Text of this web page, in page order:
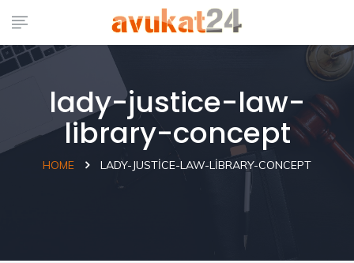
lady-justice-law-
library-concept
HOME LADY-JUSTICE-LAW-LIBRARY-CONCEPT